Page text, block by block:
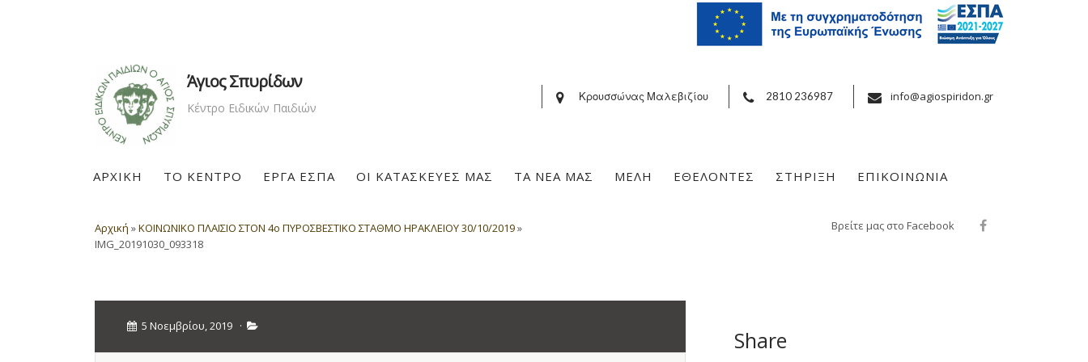
Άγιος Σπυρίδων
Κέντρο Ειδικών Παιδιών
Κρουσσώνας Μαλεβιζίου 2810 236987 info@agiospiridon.gr
ΑΡΧΙΚΗ ΤΟ ΚΕΝΤΡΟ ΕΡΓΑ ΕΣΠΑ ΟΙ ΚΑΤΑΣΚΕΥΕΣ ΜΑΣ ΤΑ ΝΕΑ ΜΑΣ ΜΕΛΗ ΕΘΕΛΟΝΤΕΣ ΣΤΗΡΙΞΗ ΕΠΙΚΟΙΝΩΝΙΑ
Αρχική »ΚΟΙΝΩΝΙΚΟ ΠΛΑΙΣΙΟ ΣΤΟΝ 4ο ΠΥΡΟΣΒΕΣΤΙΚΟ ΣΤΑΘΜΟ ΗΡΑΚΛΕΙΟΥ 30/10/2019»
IMG_20191030_093318
Βρείτε μας στο Facebook
5 Νοεμβρίου, 2019 ·
Share